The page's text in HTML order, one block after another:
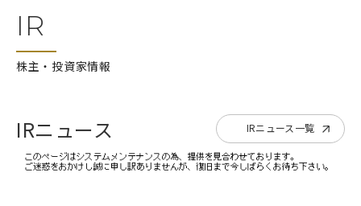
IR
株主・投資家情報
IRニュース IRニュース一覧